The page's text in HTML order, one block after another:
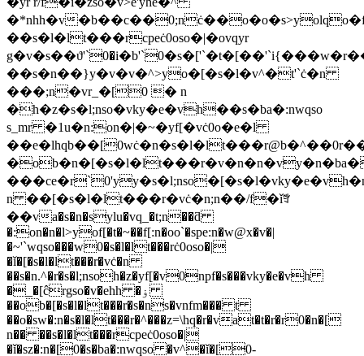
�*nhh�v
��s�l�lt���rcpeċ0oso�|�ovqyr
��s�n��}y�v�v�^>yo�[�s�l�v^�t'`ċ�n
���;n�vr_�[0 � n
�h�z�s�l;nso�vky�e�vh��s�ba�:nwqso
s_mr �1u�n:on�|�~�yf[�vċ0o�e�l
n ��[�s�l�lt���r�vċ�n;n��/f�ǐꁫ
��va�s�n�sylu�vq_�t;n��ƌ
�:on�n�l>yof[�t�~��f[:n�oo`�spe:n�w@x�v�|
�~'`wqso���w0�s�l�lt���rċ0oso�|
�ǐ�[�s�l�lt���r�vċ�n
��s�n.^�r�s�l;nsoh�z�yf[�v0npf�s���vky�e�vh
�_�[ĉrgso�v�ehh �ۏ
��ob�[�s�l�lt���r�s�ns�vnfm��� t
��o�sw�:n�s�l�lt���r�^���z=\hq�r�vat�t�r�r0�n�[
n�� ��s�l�lt���rcpeċ0oso�|
�ǐ�sz�:n�[0�s�ba�:nwqso �v^�ǐ�[0-